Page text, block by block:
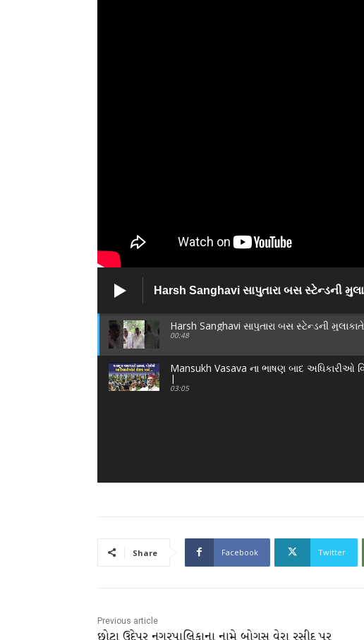
Harsh Sanghavi સાપુતારા બસ સ્ટેન્ડની
Harsh Sanghavi સાપુતારા બસ સ્ટેન્ડની મુલાકાતે
00:48
Mansukh Vasava ના ભાષણ બાદ અધિકારીઓ
|
03:05
Share Facebook Twitter
Previous article